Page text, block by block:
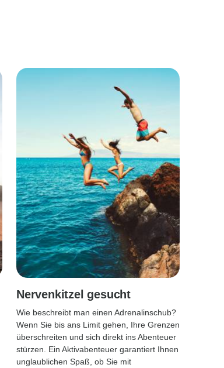
Nervenkitzel gesucht
Wie beschreibt man einen Adrenalinschub?
Wenn Sie bis ans Limit gehen, Ihre Grenzen
überschreiten und sich direkt ins Abenteuer
stürzen. Ein Aktivabenteuer garantiert Ihnen
unglaublichen Spaß, ob Sie mit